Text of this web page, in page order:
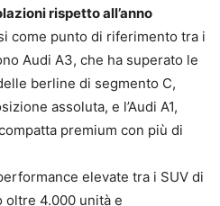
rispetto all’anno
come punto di riferimento tra i
Audi A3, che ha superato le
berline di segmento C,
assoluta, e l’Audi A1,
premium con più di
elevate tra i SUV di
oltre 4.000 unità e